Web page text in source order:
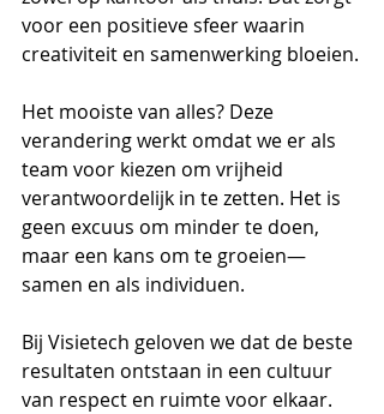
voor een positieve sfeer waarin
creativiteit en samenwerking bloeien.
Het mooiste van alles? Deze
verandering werkt omdat we er als
team voor kiezen om vrijheid
verantwoordelijk in te zetten. Het is
geen excuus om minder te doen,
maar een kans om te groeien—
samen en als individuen.
Bij Visietech geloven we dat de beste
resultaten ontstaan in een cultuur
van respect en ruimte voor elkaar.